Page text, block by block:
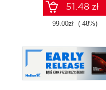
51.48 zł
99.00zł (-48%)